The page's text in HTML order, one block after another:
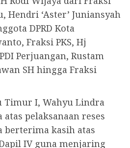
Hendri ‘Aster’ Juniansyah
DPRD Kota
Fraksi PKS, Hj
Perjuangan, Rustam
SH hingga Fraksi
Timur I, Wahyu Lindra
pelaksanaan reses
berterima kasih atas
IV guna menjaring